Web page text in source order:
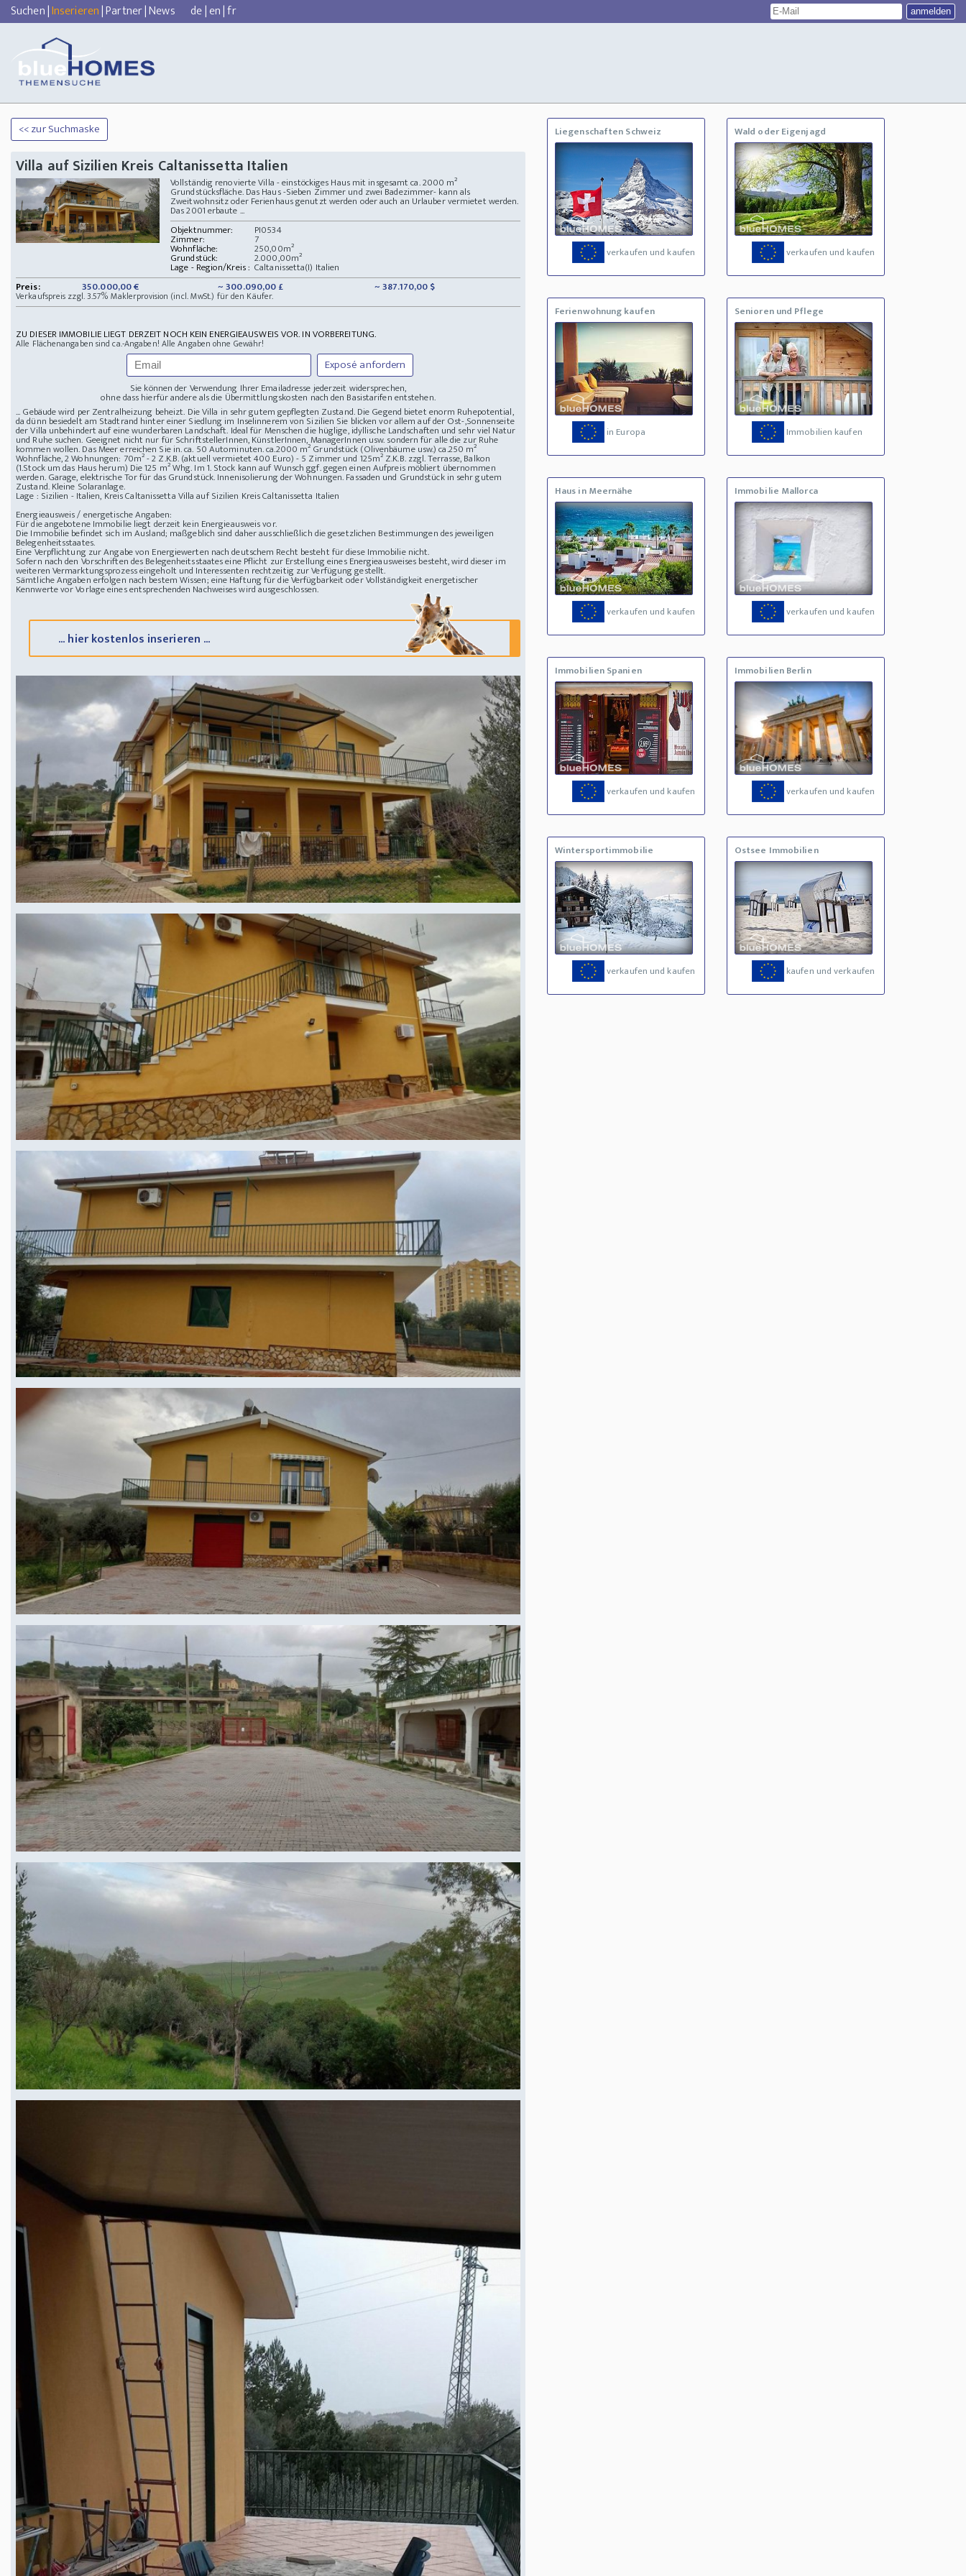
Suchen|Inserieren|Partner|News de|en|fr
<< zur Suchmaske
Villa auf Sizilien Kreis Caltanissetta Italien
Vollständig renovierte Villa - einstöckiges Haus mit insgesamt ca. 2000 m²
Grundstücksfläche. Das Haus -Sieben Zimmer und zwei Badezimmer- kann als
Zweitwohnsitz oder Ferienhaus genutzt werden oder auch an Urlauber vermietet werden.
Das 2001 erbaute ...
Objektnummer:
PI0534
Zimmer: 7
Wohnfläche: 250,00m²
Grundstück: 2.000,00m²
Lage - Region/Kreis : Caltanissetta(I) Italien
Preis:
350.000,00 € ~ 300.090,00 £ ~ 387.170,00 $
Verkaufspreis zzgl. 3.57% Maklerprovision (incl. MwSt.) für den Käufer.
ZU DIESER IMMOBILIE LIEGT DERZEIT NOCH KEIN ENERGIEAUSWEIS VOR. IN VORBEREITUNG.
Alle Flächenangaben sind ca.-Angaben! Alle Angaben ohne Gewähr!
Exposé anfordern
Sie können der Verwendung Ihrer Emailadresse jederzeit widersprechen,
ohne dass hierfür andere als die Übermittlungskosten nach den Basistarifen entstehen.
... Gebäude wird per Zentralheizung beheizt. Die Villa in sehr gutem gepflegten Zustand. Die Gegend bietet enorm Ruhepotential,
da dünn besiedelt am Stadtrand hinter einer Siedlung im Inselinnerem von Sizilien Sie blicken vor allem auf der Ost-,Sonnenseite
der Villa unbehindert auf eine wunderbaren Landschaft. Ideal für Menschen die hüglige, idyllische Landschaften und sehr viel Natur
und Ruhe suchen. Geeignet nicht nur für SchriftstellerInnen, KünstlerInnen, ManagerInnen usw. sondern für alle die zur Ruhe
kommen wollen. Das Meer erreichen Sie in. ca. 50 Autominuten. ca.2000 m² Grundstück (Olivenbäume usw.) ca.250 m²
Wohnfläche, 2 Wohnungen: 70m² - 2 Z.K.B. (aktuell vermietet 400 Euro) - 5 Zimmer und 125m² Z.K.B. zzgl. Terrasse, Balkon
(1.Stock um das Haus herum) Die 125 m² Whg. Im 1. Stock kann auf Wunsch ggf. gegen einen Aufpreis möbliert übernommen
werden. Garage, elektrische Tor für das Grundstück. Innenisolierung der Wohnungen. Fassaden und Grundstück in sehr gutem
Zustand. Kleine Solaranlage.
Lage : Sizilien - Italien, Kreis CaltanissettaVilla auf Sizilien Kreis Caltanissetta Italien
Energieausweis / energetische Angaben:
Für die angebotene Immobilie liegt derzeit kein Energieausweis vor.
Die Immobilie befindet sich im Ausland; maßgeblich sind daher ausschließlich die gesetzlichen Bestimmungen des jeweiligen
Belegenheitsstaates.
Eine Verpflichtung zur Angabe von Energiewerten nach deutschem Recht besteht für diese Immobilie nicht.
Sofern nach den Vorschriften des Belegenheitsstaates eine Pflicht zur Erstellung eines Energieausweises besteht, wird dieser im
weiteren Vermarktungsprozess eingeholt und Interessenten rechtzeitig zur Verfügung gestellt.
Sämtliche Angaben erfolgen nach bestem Wissen; eine Haftung für die Verfügbarkeit oder Vollständigkeit energetischer
Kennwerte vor Vorlage eines entsprechenden Nachweises wird ausgeschlossen.
... hier kostenlos inserieren ...
Liegenschaften Schweiz
verkaufen und kaufen
Wald oder Eigenjagd
verkaufen und kaufen
Ferienwohnung kaufen
in Europa
Senioren und Pflege
Immobilien kaufen
Haus in Meernähe
verkaufen und kaufen
Immobilie Mallorca
verkaufen und kaufen
Immobilien Spanien
verkaufen und kaufen
Immobilien Berlin
verkaufen und kaufen
Wintersportimmobilie
verkaufen und kaufen
Ostsee Immobilien
kaufen und verkaufen